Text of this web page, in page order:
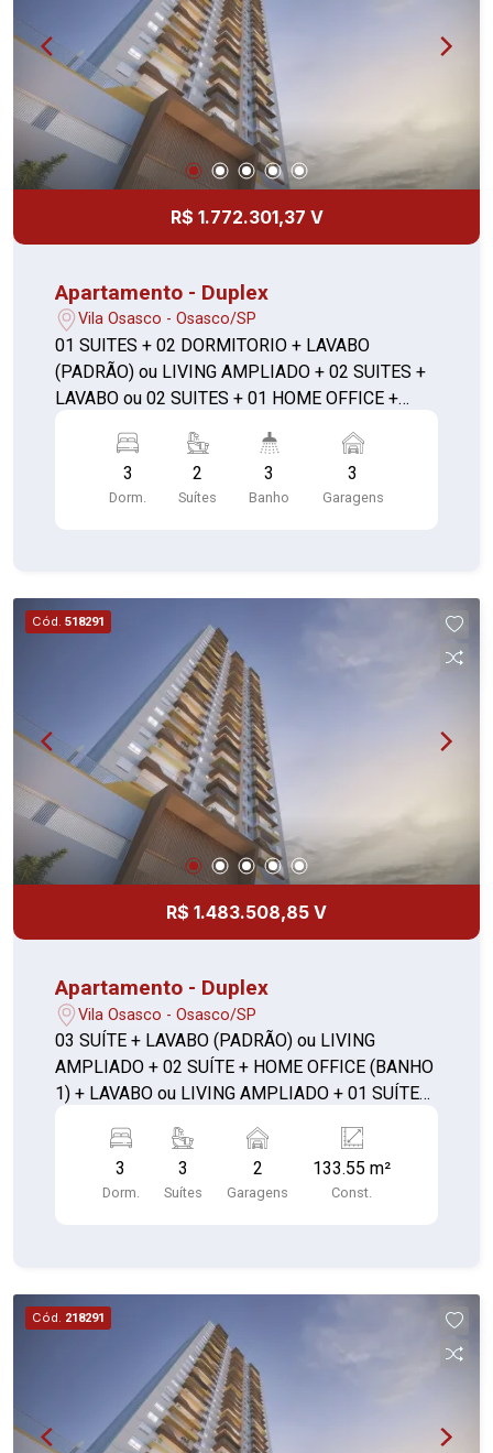
R$ 1.772.301,37 V
Apartamento - Duplex
Vila Osasco - Osasco/SP
01 SUITES + 02 DORMITORIO + LAVABO
(PADRÃO) ou LIVING AMPLIADO + 02 SUITES +
LAVABO ou 02 SUITES + 01 HOME OFFICE +
3
Dorm.
2
Suítes
3
Banho
3
Garagens
Cód. 518291
R$ 1.483.508,85 V
Apartamento - Duplex
Vila Osasco - Osasco/SP
03 SUÍTE + LAVABO (PADRÃO) ou LIVING
AMPLIADO + 02 SUÍTE + HOME OFFICE (BANHO
1) + LAVABO ou LIVING AMPLIADO + 01 SUÍTE
LAVABO
3
Dorm.
3
Suítes
2
Garagens
133.55 m²
Const.
Cód. 218291